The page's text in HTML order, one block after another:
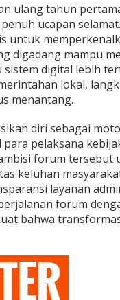
ulang tahun
ucapan
untuk
digadang mampu
sistem digital lebih
lokal,
menantang.
diri sebagai
pelaksana
forum tersebut
keluhan
layanan
forum
bahwa